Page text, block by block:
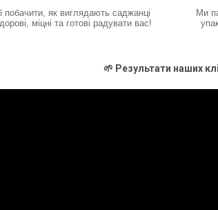
як виглядають саджанці
міцні та готові радувати вас!
Ми
🌱 Результати наших